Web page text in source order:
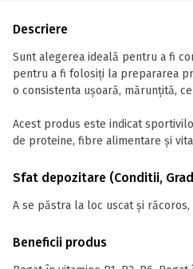
Descriere
Sunt alegerea ideală pentru a fi
pentru a fi folosiți la prepararea
o consistenta ușoară, mărunțită,
Acest produs este indicat
de proteine, fibre alimentare şi
Sfat depozitare (Conditii,
A se păstra la loc uscat și
Beneficii produs